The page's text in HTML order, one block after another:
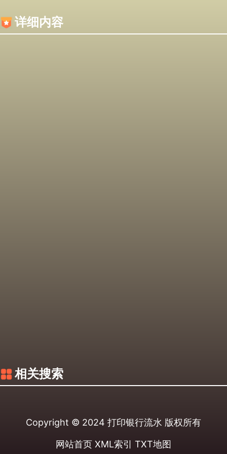
详细内容
相关搜索
Copyright © 2024 打印银行流水 版权所有
网站首页 XML索引 TXT地图